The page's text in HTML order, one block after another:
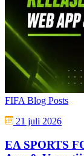
FIFA Blog Posts
21 juli 2026
EA SPORTS